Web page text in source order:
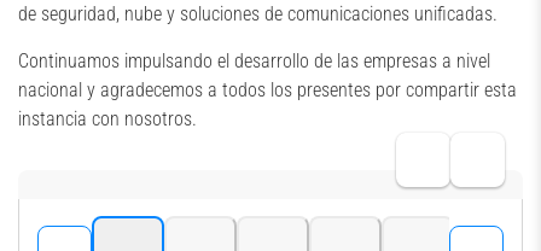
de seguridad, nube y soluciones de comunicaciones unificadas.
Continuamos impulsando el desarrollo de las empresas a nivel
nacional y agradecemos a todos los presentes por compartir esta
instancia con nosotros.